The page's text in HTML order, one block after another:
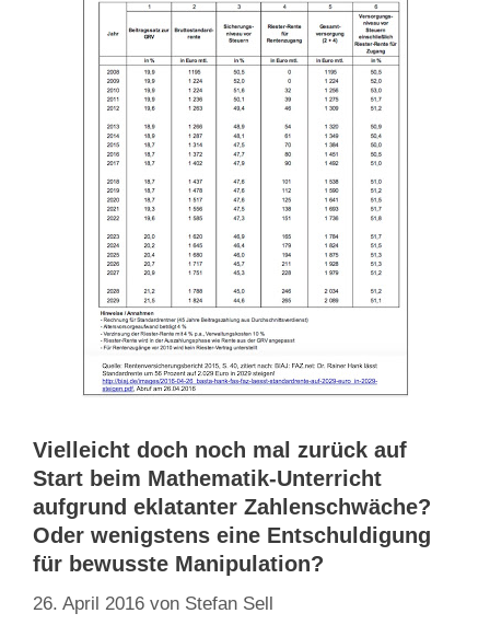
Vielleicht doch noch mal zurück auf
Start beim Mathematik-Unterricht
aufgrund eklatanter Zahlenschwäche?
Oder wenigstens eine Entschuldigung
für bewusste Manipulation?
26. April 2016 von Stefan Sell